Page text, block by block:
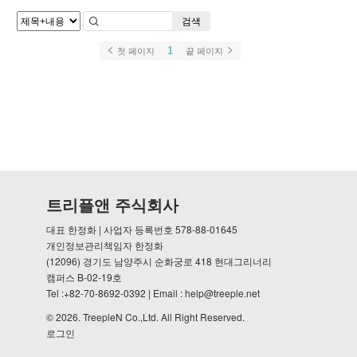
검색
첫 페이지 1 끝 페이지
트리플앤 주식회사
대표 한정화 | 사업자 등록번호 578-88-01645
개인정보관리책임자 한정화
(12096) 경기도 남양주시 순화궁로 418 현대그리너리
캠퍼스 B-02-19호
Tel :+82-70-8692-0392 | Email : help@treeple.net
© 2026.TreepleN Co.,Ltd. All Right Reserved.
로그인